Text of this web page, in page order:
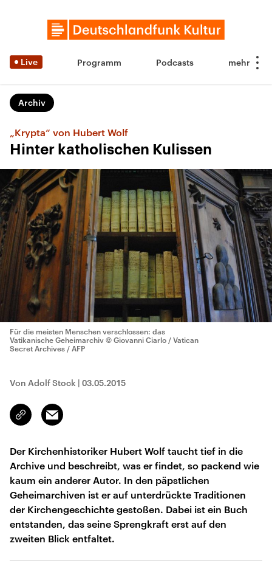
Live Programm Podcasts
Archiv
„Krypta“ von Hubert Wolf
Hinter katholischen Kulissen
Für die meisten Menschen verschlossen: das
Vatikanische Geheimarchiv © Giovanni Ciarlo / Vatican
Secret Archives / AFP
Von Adolf Stock | 03.05.2015
Link
kopieren/teilen
Email
Der Kirchenhistoriker Hubert Wolf taucht tief in die
Archive und beschreibt, was er findet, so packend wie
kaum ein anderer Autor. In den päpstlichen
Geheimarchiven ist er auf unterdrückte Traditionen
der Kirchengeschichte gestoßen. Dabei ist ein Buch
entstanden, das seine Sprengkraft erst auf den
zweiten Blick entfaltet.